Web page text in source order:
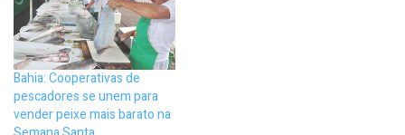
Bahia: Cooperativas de
pescadores se unem para
vender peixe mais barato na